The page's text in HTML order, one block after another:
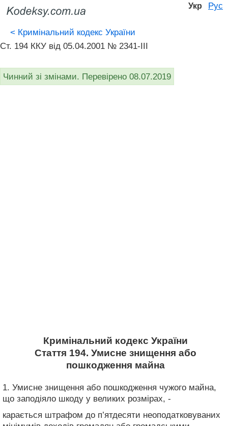
Укр Рус
< Кримінальний кодекс України
Ст. 194 ККУ від 05.04.2001 № 2341-III
Чинний зі змінами. Перевірено 08.07.2019
Кримінальний кодекс України
Стаття 194. Умисне знищення або
пошкодження майна
1. Умисне знищення або пошкодження чужого майна,
що заподіяло шкоду у великих розмірах, -
карається штрафом до п’ятдесяти неоподатковуваних